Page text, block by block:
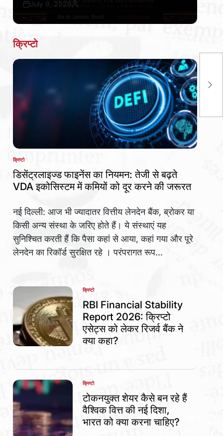
Post
July 9, 2026
By:
क्रिप्टो
POSTED
IN
क्रिप्टो
डिसेंट्रलाइज्ड फाइनेंस का नियमन: तेजी से बढ़ते
VDA इकोसिस्टम में कमियों को दूर करने की जरूरत
नई दिल्ली: आज भी ज्यादातर वित्तीय लेनदेन बैंक, ब्रोकर या
किसी अन्य संस्था के जरिए होते हैं। ये संस्थाएं यह
सुनिश्चित करती हैं कि पैसा कहां से आया, कहां गया और पूरे
लेनदेन का रिकॉर्ड सुरक्षित रहे । परंपरागत रूप...
POSTED
IN
क्रिप्टो
RBI Financial Stability
Report 2026: क्रिप्टो
एसेट्स को लेकर रिजर्व बैंक ने
क्या कहा?
POSTED
IN
क्रिप्टो
टोकनयुक्त शेयर कैसे बन रहे हैं
वैश्विक वित्त की नई दिशा,
भारत को क्या करना चाहिए?